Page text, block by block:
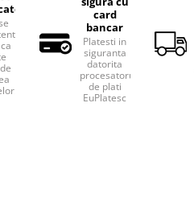
card
bancar
Platesti in
siguranta
datorita
procesatorului
de plati
EuPlatesc